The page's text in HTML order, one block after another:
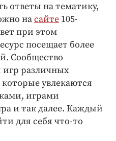
ответы на тематику,
насайте 105-
при этом
посещает более
Сообщество
различных
увлекаются
играми
и так далее. Каждый
для себя что-то